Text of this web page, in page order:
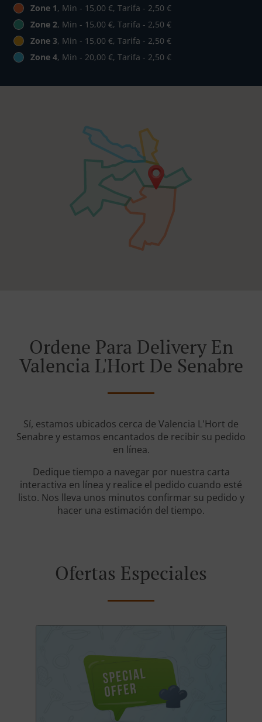
Zone 1, Min - 15,00 €, Tarifa - 2,50 €
Zone 2, Min - 15,00 €, Tarifa - 2,50 €
Zone 3, Min - 15,00 €, Tarifa - 2,50 €
Zone 4, Min - 20,00 €, Tarifa - 2,50 €
Ordene Para Delivery En
Valencia L'Hort De Senabre
Sí, estamos ubicados cerca de Valencia L'Hort de
Senabre y estamos encantados de recibir su pedido
en línea.
Dedique tiempo a navegar por nuestra carta
interactiva en línea y realice el pedido cuando esté
listo. Nos lleva unos minutos confirmar su pedido y
hacer una estimación del tiempo.
Ofertas Especiales